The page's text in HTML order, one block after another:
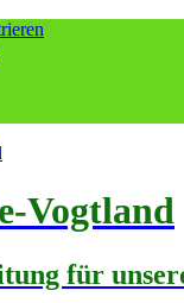
Vogtland
für